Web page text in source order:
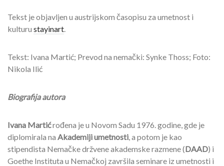
Tekst je objavljen u austrijskom časopisu za umetnost i
kulturu stayinart
Tekst: Ivana Martić; Prevod na nemački: Synke Thoss; Foto:
Nikola Ilić
Biografija autora
Ivana Martićrođena je u Novom Sadu 1976. godine, gde je
diplomirala na Akademiji umetnosti , a potom je kao
stipendista Nemačke držvene akademske razmene (DAAD) i
Goethe Instituta u Nemačkoj završila seminare iz umetnosti i